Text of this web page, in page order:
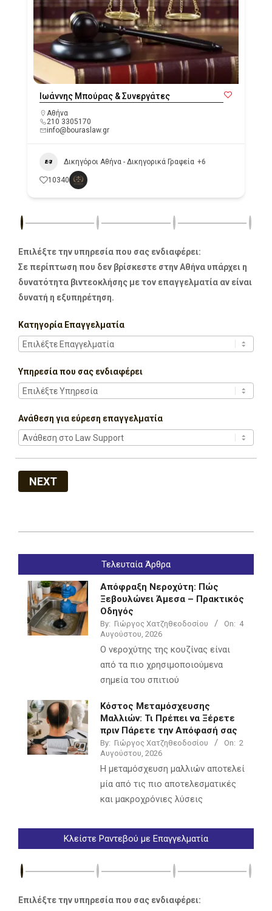
Ιωάννης Μπούρας & Συνεργάτες
Αθήνα
210 3305170
info@bouraslaw.gr
Δικηγόροι Αθήνα - Δικηγορικά Γραφεία +6
10340
Επιλέξτε την υπηρεσία που σας ενδιαφέρει:
Σε περίπτωση που δεν βρίσκεστε στην Αθήνα υπάρχει η
δυνατότητα βιντεοκλήσης με τον επαγγελματία αν είναι
δυνατή η εξυπηρέτηση.
Κατηγορία Επαγγελματία
Υπηρεσία που σας ενδιαφέρει
Ανάθεση για εύρεση επαγγελματία
NEXT
07-
Τελευταία Άρθρα
Απόφραξη Νεροχύτη: Πώς
Ξεβουλώνει Άμεσα – Πρακτικός
Οδηγός
By: Γιώργος Χατζηθεοδοσίου On: 4
Αυγούστου, 2026
Ο νεροχύτης της κουζίνας είναι
από τα πιο χρησιμοποιούμενα
σημεία του σπιτιού
Κόστος Μεταμόσχευσης
Μαλλιών: Τι Πρέπει να Ξέρετε
πριν Πάρετε την Απόφασή σας
By: Γιώργος Χατζηθεοδοσίου On: 2
Αυγούστου, 2026
Η μεταμόσχευση μαλλιών αποτελεί
μία από τις πιο αποτελεσματικές
και μακροχρόνιες λύσεις
Κλείστε Ραντεβού με Επαγγελματία
Επιλέξτε την υπηρεσία που σας ενδιαφέρει: